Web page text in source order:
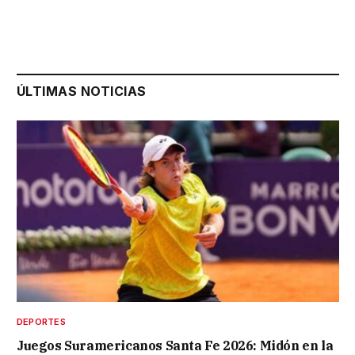
ÚLTIMAS NOTICIAS
DEPORTES
Juegos Suramericanos Santa Fe 2026: Midón en la